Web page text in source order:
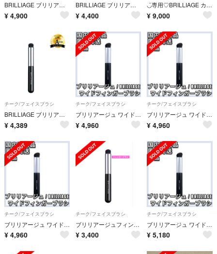
BRILLIAGE ブリリアージュ ワイドフィンガーブラシ 新品未使用
¥ 4,900
BRILLIAGE ブリリアージュ ワイドフィンガーブラシ
¥ 4,400
◡̈専用♡BRILLIAGE カモフラージュコンシーラーチーク04&ワイドフィンガーブラシ
¥ 9,000
チーク/フェイスブラシ
BRILLIAGE ブリリアージュ フィンガーブラシ 新品未使用
¥ 4,389
チーク/フェイスブラシ
ブリリアージュ ワイドフィンガーブラシ カモフラージュ コンシーラーチーク
¥ 4,960
チーク/フェイスブラシ
ブリリアージュ ワイドフィンガーブラシ カモフラージュ コンシーラーチーク
¥ 4,960
チーク/フェイスブラシ
ブリリアージュ ワイドフィンガーブラシ カモフラージュ コンシーラーチーク
¥ 4,960
チーク/フェイスブラシ
ブリリアージュフィンガーブラシ
¥ 3,400
チーク/フェイスブラシ
ブリリアージュ ワイドフィンガーブラシ カモフラージュ コンシーラーチーク
¥ 5,180